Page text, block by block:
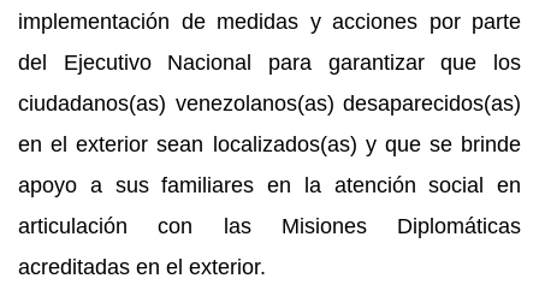
implementación de medidas y acciones por parte
del Ejecutivo Nacional para garantizar que los
ciudadanos(as) venezolanos(as) desaparecidos(as)
en el exterior sean localizados(as) y que se brinde
apoyo a sus familiares en la atención social en
articulación con las Misiones Diplomáticas
acreditadas en el exterior.